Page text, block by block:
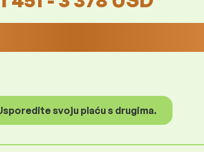
svoju plaću s drugima.